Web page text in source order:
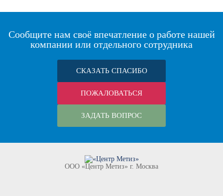
Сообщите нам своё впечатление о работе нашей
компании или отдельного сотрудника
СКАЗАТЬ СПАСИБО
ПОЖАЛОВАТЬСЯ
ЗАДАТЬ ВОПРОС
ООО «Центр Метиз» г. Москва